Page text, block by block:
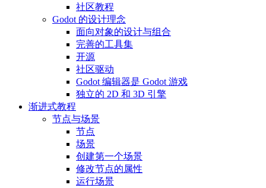
社区教程
Godot 的设计理念
面向对象的设计与组合
完善的工具集
开源
社区驱动
Godot 编辑器是 Godot 游戏
独立的 2D 和 3D 引擎
渐进式教程
节点与场景
节点
场景
创建第一个场景
修改节点的属性
运行场景